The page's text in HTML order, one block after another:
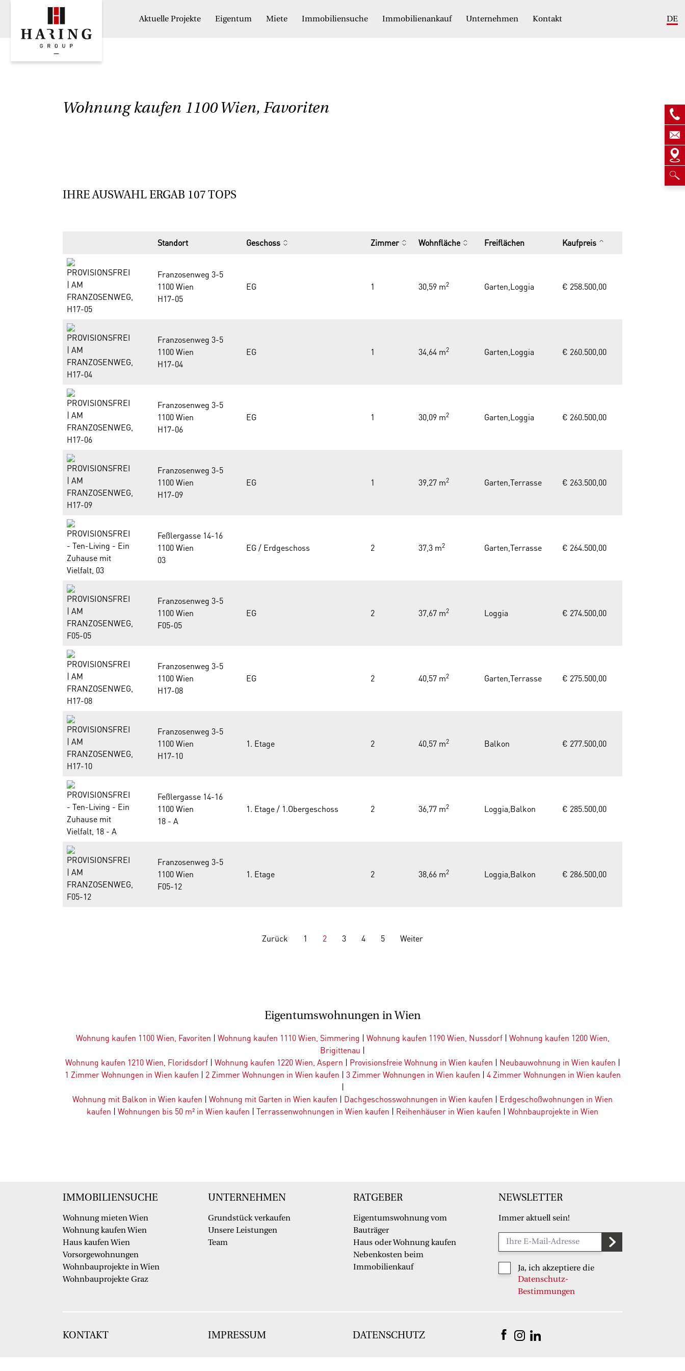
Aktuelle Projekte Eigentum Miete Immobiliensuche Immobilienankauf Unternehmen Kontakt DE
Wohnung kaufen 1100 Wien, Favoriten
IHRE AUSWAHL ERGAB 107TOPS
Standort Geschoss Zimmer Wohnfläche Freiflächen Kaufpreis
Franzosenweg 3-5
1100 Wien
H17-05
EG 1 30,59 m2 Garten,Loggia € 258.500,00
Franzosenweg 3-5
1100 Wien
H17-04
EG 1 34,64 m2 Garten,Loggia € 260.500,00
Franzosenweg 3-5
1100 Wien
H17-06
EG 1 30,09 m2 Garten,Loggia € 260.500,00
Franzosenweg 3-5
1100 Wien
H17-09
EG 1 39,27 m2 Garten,Terrasse € 263.500,00
Feßlergasse 14-16
1100 Wien
03
EG / Erdgeschoss 2 37,3 m2 Garten,Terrasse € 264.500,00
Franzosenweg 3-5
1100 Wien
F05-05
EG 2 37,67 m2 Loggia € 274.500,00
Franzosenweg 3-5
1100 Wien
H17-08
EG 2 40,57 m2 Garten,Terrasse € 275.500,00
Franzosenweg 3-5
1100 Wien
H17-10
1. Etage 2 40,57 m2 Balkon € 277.500,00
Feßlergasse 14-16
1100 Wien
18 - A
1. Etage / 1.Obergeschoss 2 36,77 m2 Loggia,Balkon € 285.500,00
Franzosenweg 3-5
1100 Wien
F05-12
1. Etage 2 38,66 m2 Loggia,Balkon € 286.500,00
Zurück 1 2 3 4 5 Weiter
Eigentumswohnungen in Wien
Wohnung kaufen 1100 Wien, Favoriten | Wohnung kaufen 1110 Wien, Simmering | Wohnung kaufen 1190 Wien, Nussdorf| Wohnung kaufen 1200 Wien,
Brigittenau |
Wohnung kaufen 1210 Wien, Floridsdorf| Wohnung kaufen 1220 Wien, Aspern | Provisionsfreie Wohnung in Wien kaufen | Neubauwohnung in Wien kaufen |
1 Zimmer Wohnungen in Wien kaufen | 2 Zimmer Wohnungen in Wien kaufen | 3 Zimmer Wohnungen in Wien kaufen | 4 Zimmer Wohnungen in Wien kaufen
|
Wohnung mit Balkon in Wien kaufen | Wohnung mit Garten in Wien kaufen | Dachgeschosswohnungen in Wien kaufen | Erdgeschoßwohnungen in Wien
kaufen | Wohnungen bis 50 m² in Wien kaufen | Terrassenwohnungen in Wien kaufen | Reihenhäuser in Wien kaufen | Wohnbauprojekte in Wien
IMMOBILIENSUCHE
Wohnung mieten Wien
Wohnung kaufen Wien
Haus kaufen Wien
Vorsorgewohnungen
Wohnbauprojekte in Wien
Wohnbauprojekte Graz
UNTERNEHMEN
Grundstück verkaufen
Unsere Leistungen
Team
RATGEBER
Eigentumswohnung vom
Bauträger
Haus oder Wohnung kaufen
Nebenkosten beim
Immobilienkauf
NEWSLETTER
Immer aktuell sein!
Ja, ich akzeptiere die
Datenschutz-
Bestimmungen
KONTAKT IMPRESSUM DATENSCHUTZ